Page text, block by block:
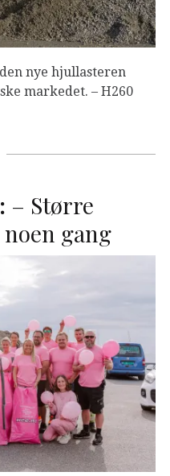
nye hjullasteren
markedet. – H260
– Større
gang